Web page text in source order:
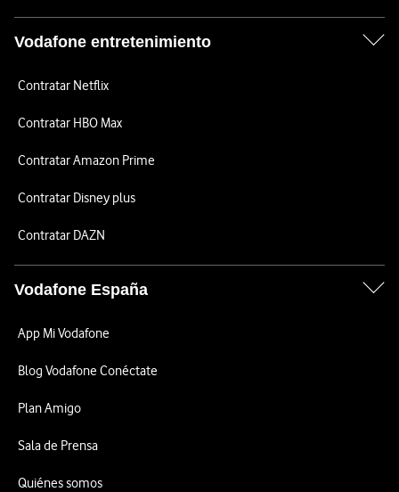
Vodafone entretenimiento
Contratar Netflix
Contratar HBO Max
Contratar Amazon Prime
Contratar Disney plus
Contratar DAZN
Vodafone España
App Mi Vodafone
Blog Vodafone Conéctate
Plan Amigo
Sala de Prensa
Quiénes somos